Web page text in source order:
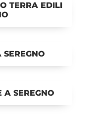
TERRA EDILI
A SEREGNO